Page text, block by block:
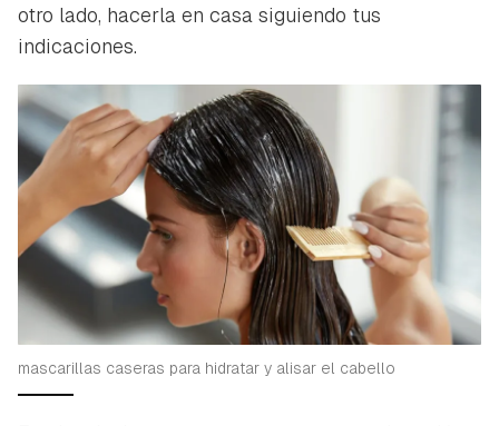
otro lado, hacerla en casa siguiendo tus
indicaciones.
mascarillas caseras para hidratar y alisar el cabello